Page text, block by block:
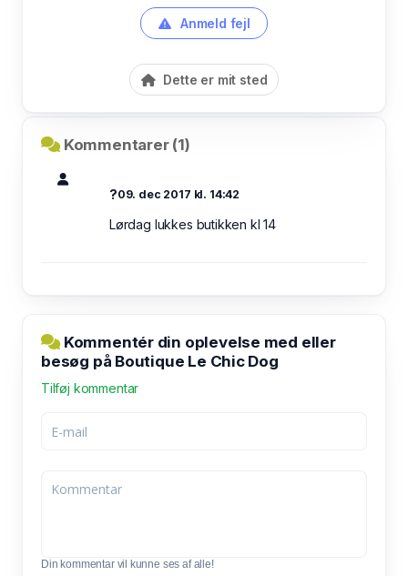
Anmeld fejl
Dette er mit sted
Kommentarer (1)
?09. dec 2017 kl. 14:42
Lørdag lukkes butikken kl 14
Kommentér din oplevelse med eller
besøg på Boutique Le Chic Dog
Tilføj kommentar
Din kommentar vil kunne ses af alle!